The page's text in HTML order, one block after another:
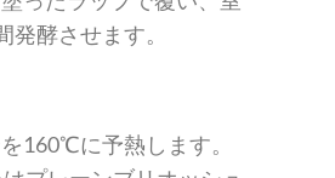
発酵させます。
160℃に予熱します。